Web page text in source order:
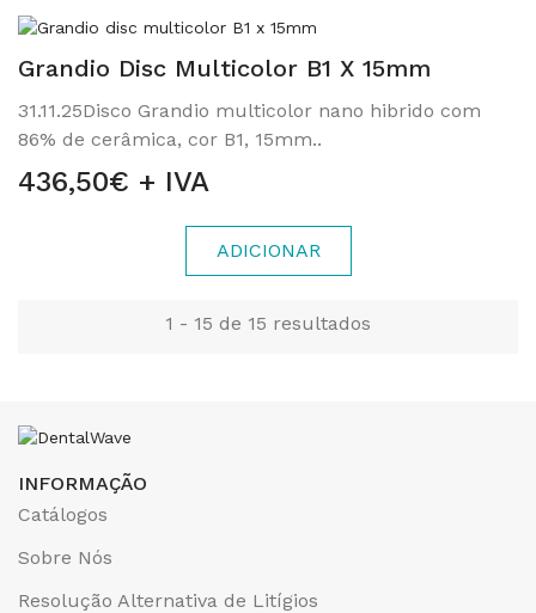
Grandio Disc Multicolor B1 X 15mm
31.11.25Disco Grandio multicolor nano hibrido com
86% de cerâmica, cor B1, 15mm..
436,50€ + IVA
ADICIONAR
1 - 15 de 15 resultados
INFORMAÇÃO
Catálogos
Sobre Nós
Resolução Alternativa de Litígios